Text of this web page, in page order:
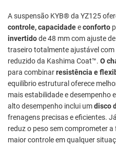
A suspensão KYB® da YZ125
controle, capacidadeeconforto
invertidode 48 mm com ajuste
traseiro totalmente ajustável
reduzido da Kashima Coat™. O
para combinarresistência e
equilíbrio estrutural oferece
mais estabilidade e desempenho
alto desempenho inclui umdisco
frenagens precisas e eficientes.
reduz o peso sem comprometer
maior controle em qualquer